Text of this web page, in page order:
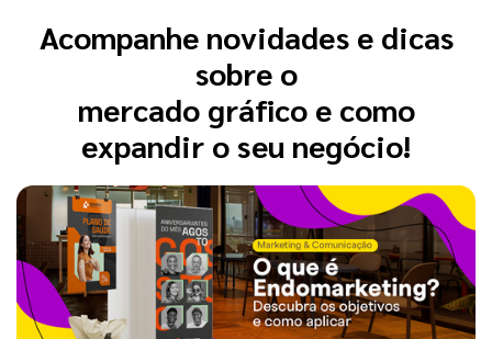
Acompanhe novidades e dicas
sobre o
mercado gráfico e como
expandir o seu negócio!